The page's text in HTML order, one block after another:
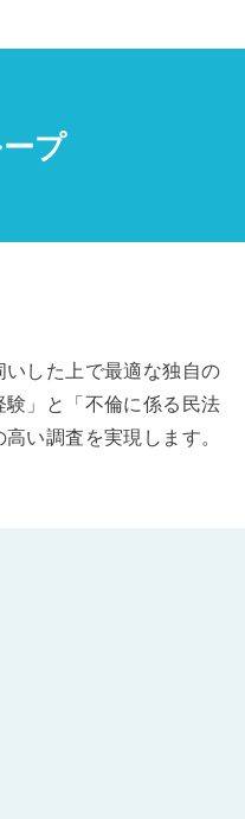
プ
した上で最適な独自の
」と「不倫に係る民法
い調査を実現します。